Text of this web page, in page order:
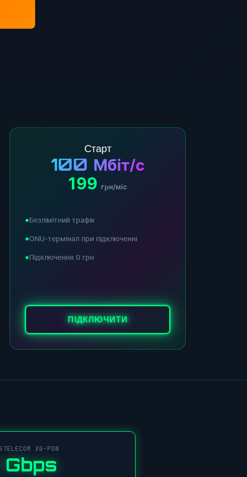
Старт
100 Мбіт/с
199 грн/міс
Безлімітний трафік
ONU-термінал при підключенні
Підключення 0 грн
ПІДКЛЮЧИТИ
XG-PON
Gbps